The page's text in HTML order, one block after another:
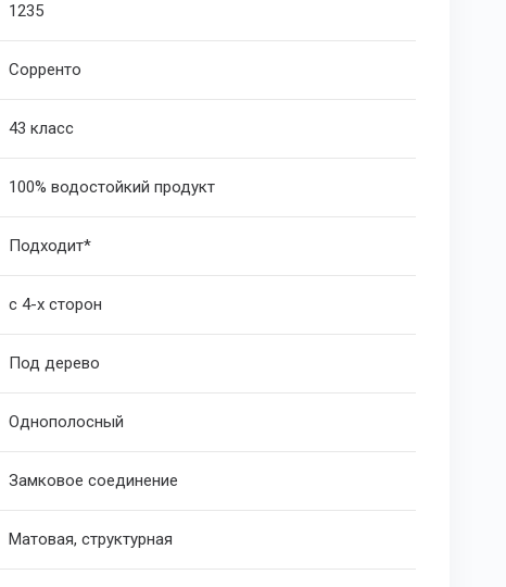
1235
Сорренто
43 класс
100% водостойкий продукт
Подходит*
с 4-х сторон
Под дерево
Однополосный
Замковое соединение
Матовая, структурная